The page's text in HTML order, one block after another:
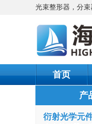
光束整形器，分
首页
产
衍射光学元